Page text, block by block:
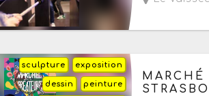
exposition
sculpture
peinture
dessin
Du